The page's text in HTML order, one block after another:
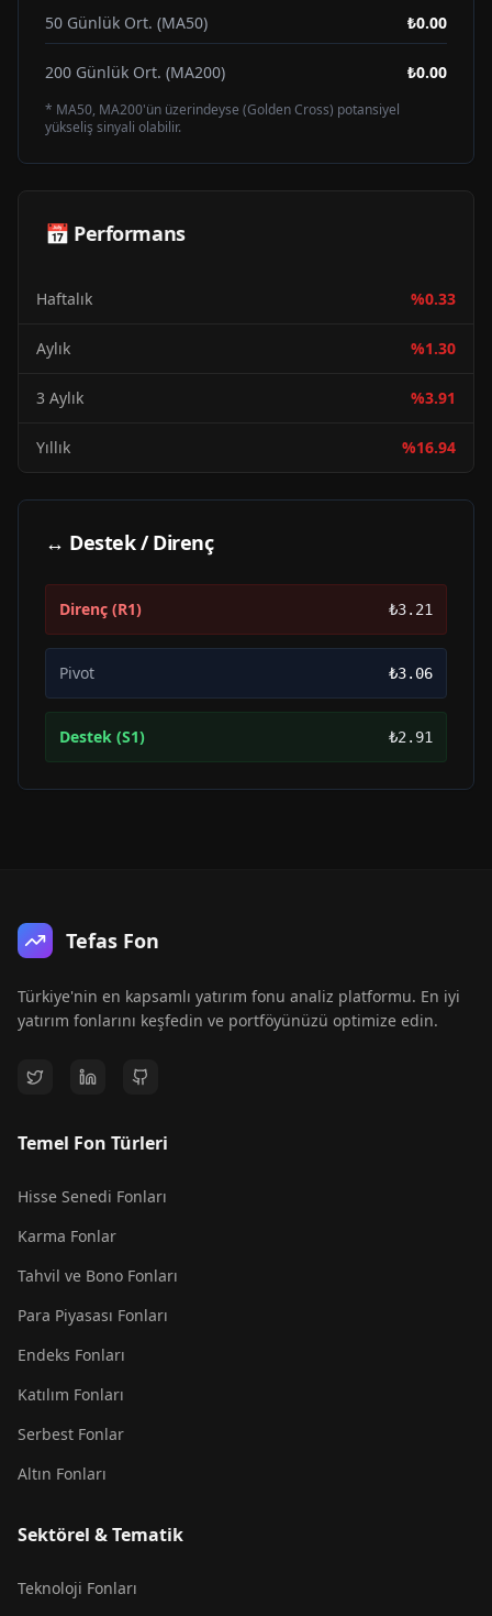
50 Günlük Ort. (MA50) ₺0.00
200 Günlük Ort. (MA200) ₺0.00
* MA50, MA200'ün üzerindeyse (Golden Cross) potansiyel
yükseliş sinyali olabilir.
📅 Performans
Haftalık %0.33
Aylık %1.30
3 Aylık %3.91
Yıllık %16.94
↔ Destek / Direnç
Direnç (R1) ₺3.21
Pivot ₺3.06
Destek (S1) ₺2.91
Tefas Fon
Türkiye'nin en kapsamlı yatırım fonu analiz platformu. En iyi
yatırım fonlarını keşfedin ve portföyünüzü optimize edin.
Temel Fon Türleri
Hisse Senedi Fonları
Karma Fonlar
Tahvil ve Bono Fonları
Para Piyasası Fonları
Endeks Fonları
Katılım Fonları
Serbest Fonlar
Altın Fonları
Sektörel & Tematik
Teknoloji Fonları